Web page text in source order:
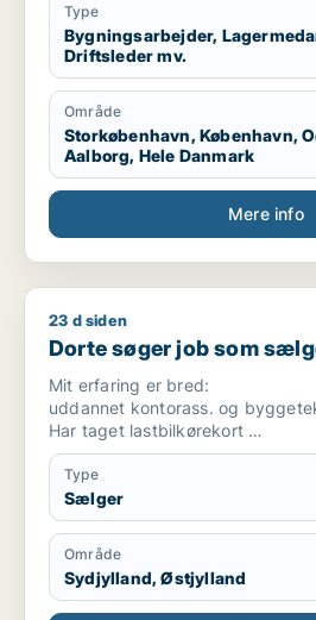
Type
Bygningsarbejder,
Driftsleder mv.
Område
Storkøbenhavn, København,
Aalborg, Hele Danmark
Mere info
Dorte søger job som sælger
23 d siden
Dorte søger job som
Mit erfaring er bred:
uddannet kontorass. og
Har taget lastbilkørekort
Jeg har solgt og rådgivet i
og forsikring...
.Har været hjælpelærer og
efterskole
.arbejdet socialfaglig som
handicaphjælper
Type
Sælger
Område
Sydjylland, Østjylland